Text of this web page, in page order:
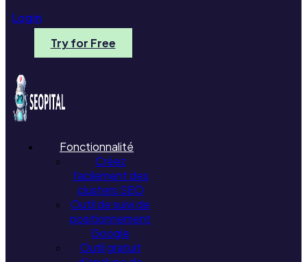
Login
Try for Free
Fonctionnalité
Créez
facilement des
clusters SEO
Outil de suivi de
positionnement
Google
Outil gratuit